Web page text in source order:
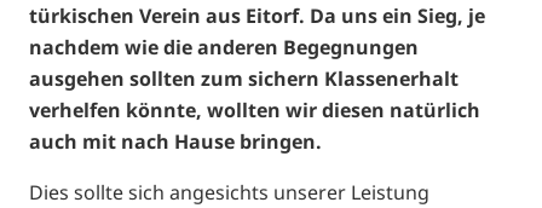
türkischen Verein aus Eitorf. Da uns ein Sieg, je
nachdem wie die anderen Begegnungen
ausgehen sollten zum sichern Klassenerhalt
verhelfen könnte, wollten wir diesen natürlich
auch mit nach Hause bringen.
Dies sollte sich angesichts unserer Leistung